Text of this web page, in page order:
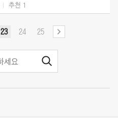
추천 1
23 24 25